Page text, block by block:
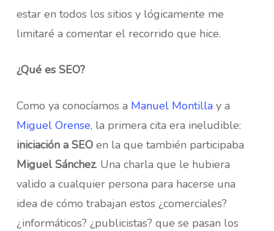
estar en todos los sitios y lógicamente me
limitaré a comentar el recorrido que hice.
¿Qué es SEO?
Como ya conocíamos a Manuel Montillay a
Miguel Orense, la primera cita era ineludible:
iniciación a SEOen la que también participaba
Miguel Sánchez. Una charla que le hubiera
valido a cualquier persona para hacerse una
idea de cómo trabajan estos ¿comerciales?
¿informáticos? ¿publicistas? que se pasan los